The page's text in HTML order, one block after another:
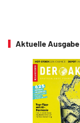
Aktuelle Ausgabe